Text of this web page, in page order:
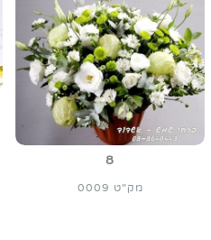
8
מק"ט 0009